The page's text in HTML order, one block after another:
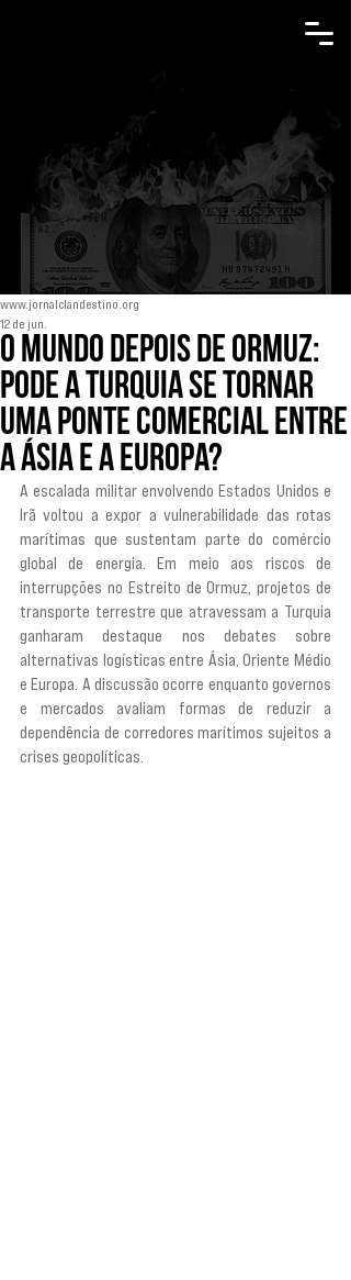
O mundo depois de Ormuz:
pode a Turquia se tornar
uma ponte comercial entre
a Ásia e a Europa?
www.jornalclandestino.org
12 de jun.
A escalada militar envolvendo Estados Unidos e
Irã voltou a expor a vulnerabilidade das rotas
marítimas que sustentam parte do comércio
global de energia. Em meio aos riscos de
interrupções no Estreito de Ormuz, projetos de
transporte terrestre que atravessam a Turquia
ganharam destaque nos debates sobre
alternativas logísticas entre Ásia, Oriente Médio
e Europa. A discussão ocorre enquanto governos
e mercados avaliam formas de reduzir a
dependência de corredores marítimos sujeitos a
crises geopolíticas.